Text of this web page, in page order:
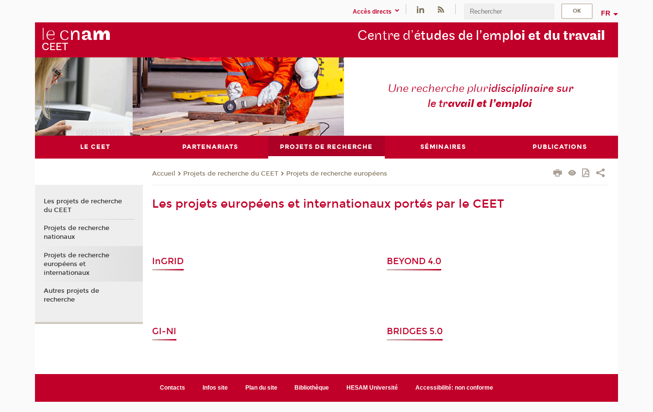
Accès directs FR
Centre d’études de l’emploi et du travail
Une recherche pluridisciplinaire sur
le travail et l’emploi
LE CEET PARTENARIATS PROJETS DE RECHERCHE SÉMINAIRES PUBLICATIONS
Accueil Projets de recherche du CEET Projets de recherche européens
Les projets européens et internationaux portés par le CEET
InGRID BEYOND 4.0
GI-NI BRIDGES 5.0
Les projets de recherche
du CEET
Projets de recherche
nationaux
Projets de recherche
européens et
internationaux
Autres projets de
recherche
Contacts Infos site Plan du site Bibliothèque HESAM Université Accessibilité: non conforme